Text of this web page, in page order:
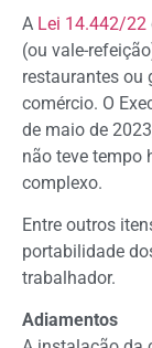
A Lei 14.442/22
(ou vale-
restaurantes ou
comércio. O
de maio de
não teve tempo
complexo.
Entre outros
portabilidade
trabalhador.
Adiamentos